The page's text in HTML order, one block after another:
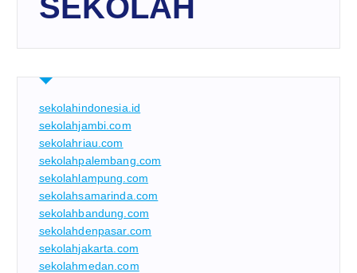
sekolahindonesia.id
sekolahjambi.com
sekolahriau.com
sekolahpalembang.com
sekolahlampung.com
sekolahsamarinda.com
sekolahbandung.com
sekolahdenpasar.com
sekolahjakarta.com
sekolahmedan.com